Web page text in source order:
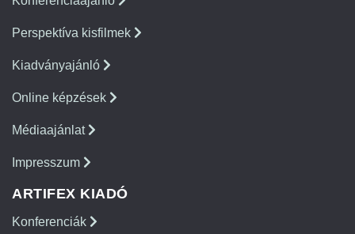
Perspektíva kisfilmek
Kiadványajánló
Online képzések
Médiaajánlat
Impresszum
ARTIFEX KIADÓ
Konferenciák